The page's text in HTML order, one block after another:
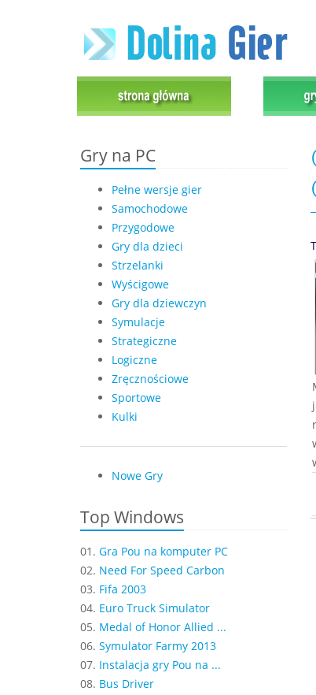
Gry na PC
Pełne wersje gier
Samochodowe
Przygodowe
Gry dla dzieci
Strzelanki
Wyścigowe
Gry dla dziewczyn
Symulacje
Strategiczne
Logiczne
Zręcznościowe
Sportowe
Kulki
Nowe Gry
Top Windows
01. Gra Pou na komputer PC
02. Need For Speed Carbon
03. Fifa 2003
04. Euro Truck Simulator
05. Medal of Honor Allied ...
06. Symulator Farmy 2013
07. Instalacja gry Pou na ...
08. Bus Driver